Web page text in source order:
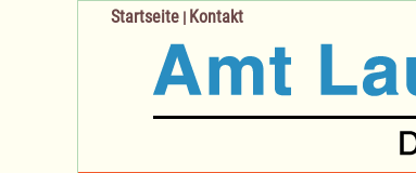
Startseite | Kontakt